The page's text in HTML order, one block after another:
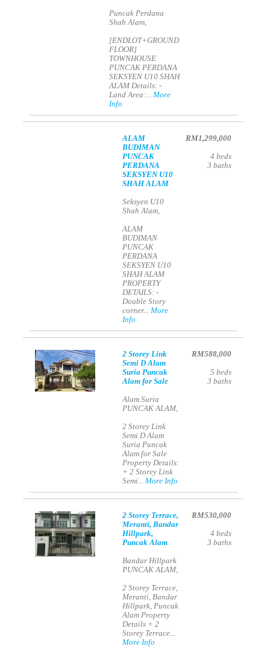
Puncak Perdana
Shah Alam,
[ENDLOT+GROUND
FLOOR]
TOWNHOUSE
PUNCAK PERDANA
SEKSYEN U10 SHAH
ALAM Details: -
Land Area:...More
Info
ALAM
BUDIMAN
PUNCAK
PERDANA
SEKSYEN U10
SHAH ALAM
Seksyen U10
Shah Alam,
ALAM
BUDIMAN
PUNCAK
PERDANA
SEKSYEN U10
SHAH ALAM
PROPERTY
DETAILS: -
Double Story
corner...More
Info
RM1,299,000
4 beds
3 baths
2 Storey Link
Semi D Alam
Suria Puncak
Alam for Sale
Alam Suria
PUNCAK ALAM,
2 Storey Link
Semi D Alam
Suria Puncak
Alam for Sale
Property Details:
+ 2 Storey Link
Semi...More Info
RM588,000
5 beds
3 baths
2 Storey Terrace,
Meranti, Bandar
Hillpark,
Puncak Alam
Bandar Hillpark
PUNCAK ALAM,
2 Storey Terrace,
Meranti, Bandar
Hillpark, Puncak
Alam Property
Details + 2
Storey Terrace...
More Info
RM530,000
4 beds
3 baths